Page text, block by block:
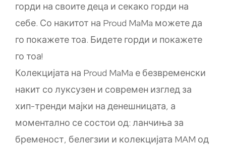
горди на своите деца и секако горди на
себе. Со накитот на Proud MaMa можете да
го покажете тоа. Бидете горди и покажете
го тоа!
Колекцијата на Proud MaMa е безвременски
накит со луксузен и современ изглед за
хип-тренди мајки на денешницата, а
моментално се состои од: ланчиња за
бременост, белегзии и колекцијата MAM од